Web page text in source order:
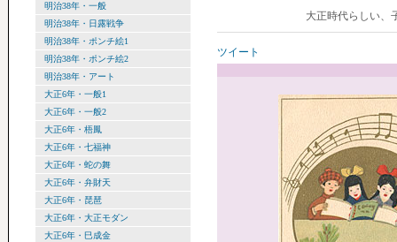
大正時代らしい、
ツイート
明治38年・一般
明治38年・日露戦争
明治38年・ポンチ絵1
明治38年・ポンチ絵2
明治38年・アート
大正6年・一般1
大正6年・一般2
大正6年・梧鳳
大正6年・七福神
大正6年・蛇の舞
大正6年・弁財天
大正6年・琵琶
大正6年・大正モダン
大正6年・巳成金